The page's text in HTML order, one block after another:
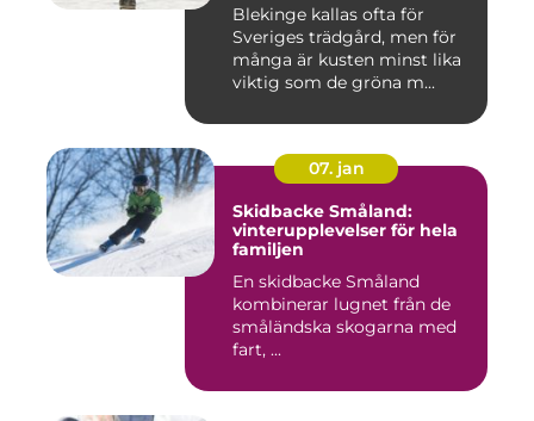
Blekinge kallas ofta för
Sveriges trädgård, men för
många är kusten minst lika
viktig som de gröna m...
07. jan
Skidbacke Småland:
vinterupplevelser för hela
familjen
En skidbacke Småland
kombinerar lugnet från de
småländska skogarna med
fart, ...